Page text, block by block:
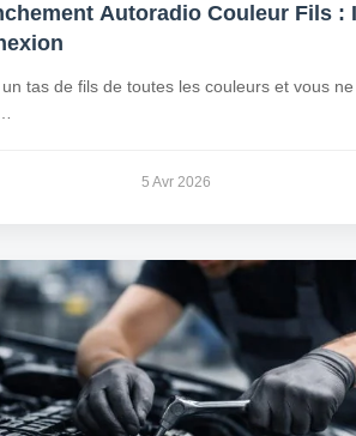
Autoradio Couleur Fils :
tas de fils de toutes les couleurs et vous
5 Avr 2026